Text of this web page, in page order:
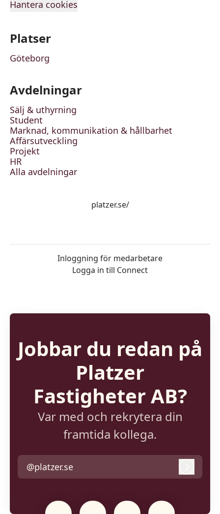
Hantera cookies
Platser
Göteborg
Avdelningar
Sälj & uthyrning
Student
Marknad, kommunikation & hållbarhet
Affärsutveckling
Projekt
HR
Alla avdelningar
platzer.se/
Inloggning för medarbetare
Logga in till Connect
Jobbar du redan på
Platzer
Fastigheter AB?
Var med och rekrytera din
framtida kollega.
@platzer.se